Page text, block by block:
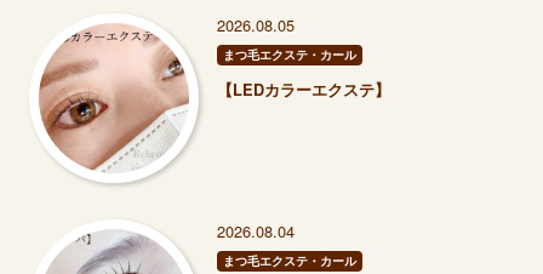
2026.08.05
まつ毛エクステ・カール
【LEDカラーエクステ】
2026.08.04
まつ毛エクステ・カール